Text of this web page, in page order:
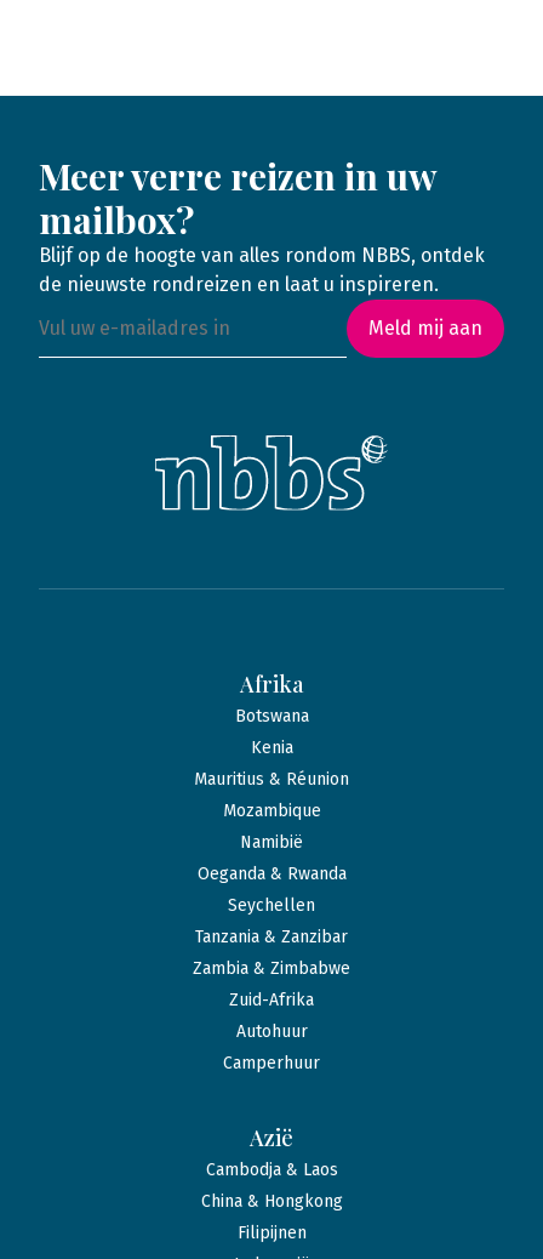
Meer verre reizen in uw
mailbox?
Blijf op de hoogte van alles rondom NBBS, ontdek
de nieuwste rondreizen en laat u inspireren.
Meld mij aan
Afrika
Botswana
Kenia
Mauritius & Réunion
Mozambique
Namibië
Oeganda & Rwanda
Seychellen
Tanzania & Zanzibar
Zambia & Zimbabwe
Zuid-Afrika
Autohuur
Camperhuur
Azië
Cambodja & Laos
China & Hongkong
Filipijnen